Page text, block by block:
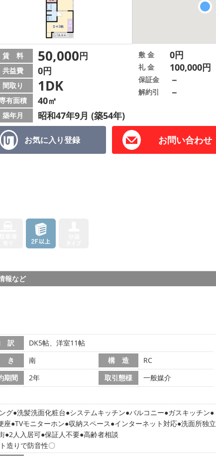
お気に入り登録 お問い合わせ
賃 料 50,000円
共益費 0円
間取り 1DK
有面積 40㎡
築年月 昭和47年9月 (築54年)
敷 金 0円
礼 金 100,000円
保証金 －
解約引 －
報など
訳
DK5帖、洋室11帖
き 南 構 造
RC
期間 2年 取引態様
一般媒介
グ 洗髪洗面化粧台 システムキッチン バルコニー ガスキッチン
座 TVモニターホン 収納スペース インターネット対応 洗面所独立
2人入居可 保証人不要 高齢者相談
造りで防音性〇